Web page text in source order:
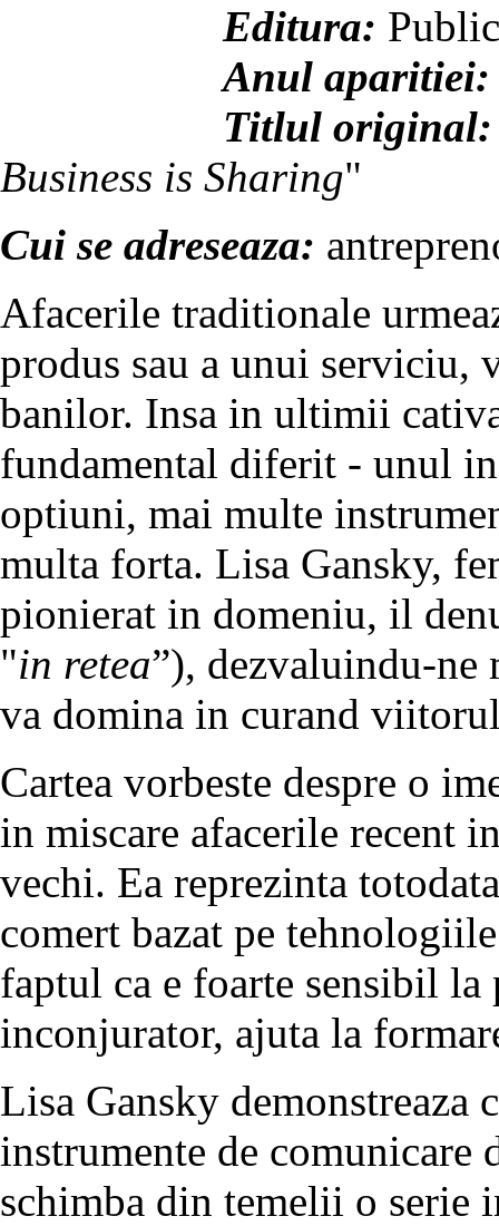
Editura:
Anul aparitiei:
Titlul original:
Business is Sharing"
Cui se adreseaza:
Afacerile traditionale
produs sau a unui serviciu,
banilor. Insa in ultimii
fundamental diferit - unul
optiuni, mai multe
multa forta. Lisa Gansky,
pionierat in domeniu, il
"in retea”), dezvaluindu-ne
va domina in curand
Cartea vorbeste despre o
in miscare afacerile recent
vechi. Ea reprezinta
comert bazat pe
faptul ca e foarte sensibil
inconjurator, ajuta la
Lisa Gansky
instrumente de
schimba din temelii o serie